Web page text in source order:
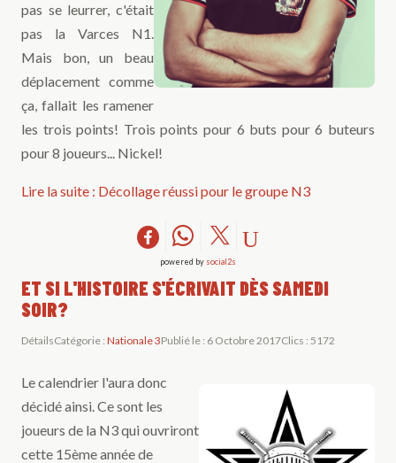
pas se leurrer, c'était
pas la Varces N1.
Mais bon, un beau
déplacement comme
ça, fallait les ramener
les trois points! Trois points pour 6 buts pour 6 buteurs
pour 8 joueurs... Nickel!
Lire la suite : Décollage réussi pour le groupe N3
powered by social2s
ET SI L'HISTOIRE S'ÉCRIVAIT DÈS SAMEDI
SOIR?
DétailsCatégorie : Nationale 3Publié le : 6 Octobre 2017Clics : 5172
Le calendrier l'aura donc
décidé ainsi. Ce sont les
joueurs de la N3 qui ouvriront
cette 15ème année de